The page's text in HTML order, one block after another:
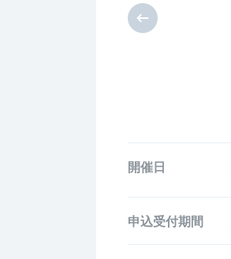
開催日
申込受付期間